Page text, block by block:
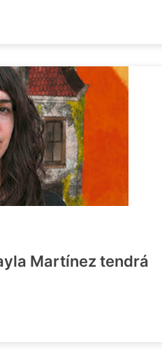
Martínez tendrá